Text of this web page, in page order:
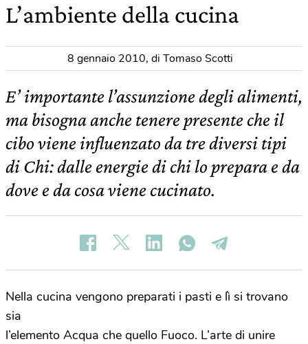
L’ambiente della cucina
8 gennaio 2010, di Tomaso Scotti
E’ importante l’assunzione degli alimenti,
ma bisogna anche tenere presente che il
cibo viene influenzato da tre diversi tipi
di Chi: dalle energie di chi lo prepara e da
dove e da cosa viene cucinato.
Nella cucina vengono preparati i pasti e lì si trovano
sia
l’elemento Acqua che quello Fuoco. L’arte di unire